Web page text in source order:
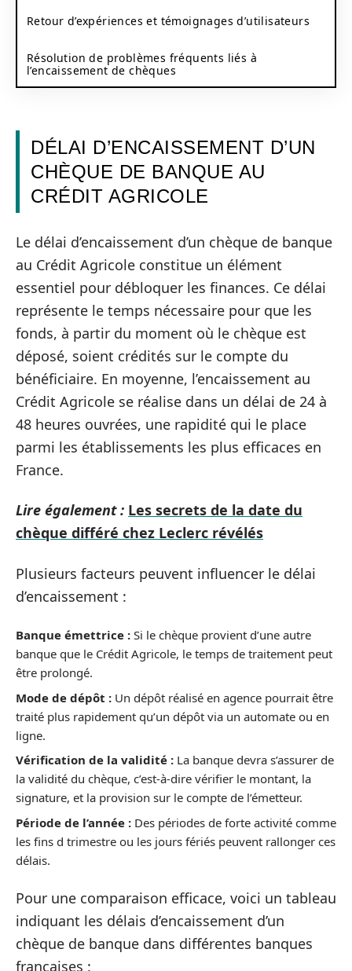
Retour d’expériences et témoignages d’utilisateurs
Résolution de problèmes fréquents liés à
l’encaissement de chèques
DÉLAI D’ENCAISSEMENT D’UN
CHÈQUE DE BANQUE AU
CRÉDIT AGRICOLE
Le délai d’encaissement d’un chèque de banque
au Crédit Agricole constitue un élément
essentiel pour débloquer les finances. Ce délai
représente le temps nécessaire pour que les
fonds, à partir du moment où le chèque est
déposé, soient crédités sur le compte du
bénéficiaire. En moyenne, l’encaissement au
Crédit Agricole se réalise dans un délai de 24 à
48 heures ouvrées, une rapidité qui le place
parmi les établissements les plus efficaces en
France.
Lire également : Les secrets de la date du
chèque différé chez Leclerc révélés
Plusieurs facteurs peuvent influencer le délai
d’encaissement :
Banque émettrice : Si le chèque provient d’une autre
banque que le Crédit Agricole, le temps de traitement peut
être prolongé.
Mode de dépôt : Un dépôt réalisé en agence pourrait être
traité plus rapidement qu’un dépôt via un automate ou en
ligne.
Vérification de la validité : La banque devra s’assurer de
la validité du chèque, c’est-à-dire vérifier le montant, la
signature, et la provision sur le compte de l’émetteur.
Période de l’année : Des périodes de forte activité comme
les fins d trimestre ou les jours fériés peuvent rallonger ces
délais.
Pour une comparaison efficace, voici un tableau
indiquant les délais d’encaissement d’un
chèque de banque dans différentes banques
françaises :